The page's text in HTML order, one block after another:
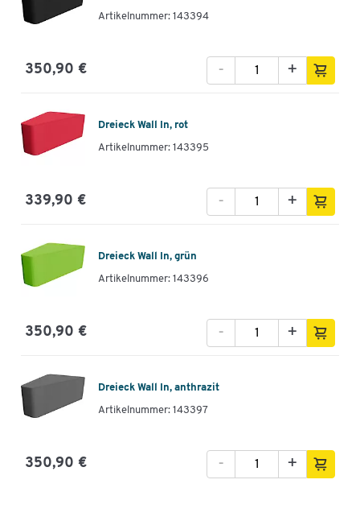
Artikelnummer: 143394
350,90 € +
-
Dreieck Wall In, rot
Artikelnummer: 143395
339,90 € +
-
Dreieck Wall In, grün
Artikelnummer: 143396
350,90 € +
-
Dreieck Wall In, anthrazit
Artikelnummer: 143397
350,90 € +
-